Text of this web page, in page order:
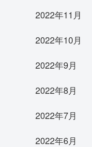
2022年11月
2022年10月
2022年9月
2022年8月
2022年7月
2022年6月